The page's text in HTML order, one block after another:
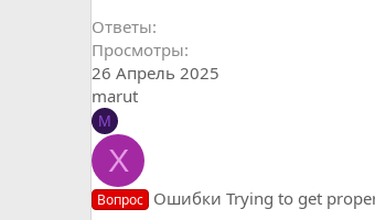
Ответы
Просмотры
26 Апрель 2025
marut
M
X
Вопрос Ошибки Trying to get